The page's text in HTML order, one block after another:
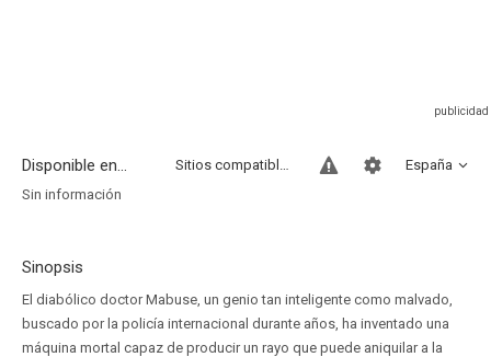
Disponible en... España
Sitios compatibles
Sin información
Sinopsis
El diabólico doctor Mabuse, un genio tan inteligente como malvado,
buscado por la policía internacional durante años, ha inventado una
máquina mortal capaz de producir un rayo que puede aniquilar a la